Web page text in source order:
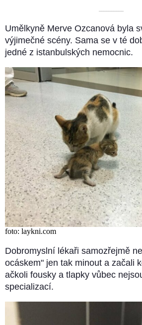
––––––––––
Umělkyně Merve Ozcanová byla
výjimečné scény. Sama se v té
jedné z istanbulských nemocnic.
foto: laykni.com
Dobromyslní lékaři samozřejmě
ocáskem" jen tak minout a začali
ačkoli fousky a tlapky vůbec
specializací.